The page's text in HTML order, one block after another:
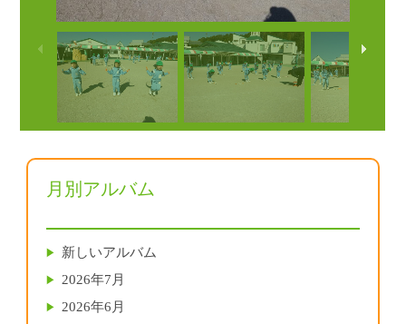
月別アルバム
新しいアルバム
2026年7月
2026年6月